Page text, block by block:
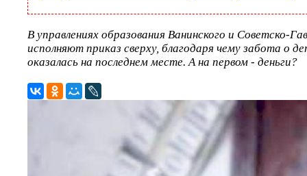
В управлениях образования Ванинского и Советско-
исполняют приказ сверху, благодаря чему забота о
оказалась на последнем месте. А на первом - деньги?